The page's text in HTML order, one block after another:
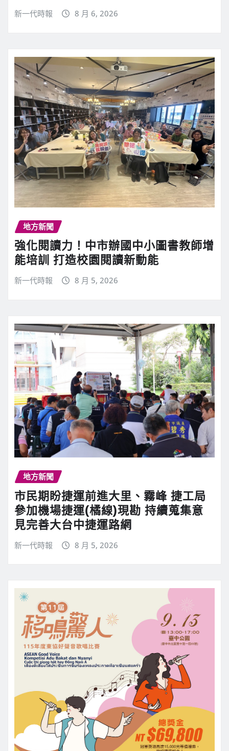
新一代時報 8 月 6, 2026
地方新聞
強化閱讀力！中市辦國中小圖書教師增
能培訓 打造校園閱讀新動能
新一代時報 8 月 5, 2026
地方新聞
市民期盼捷運前進大里、霧峰 捷工局
參加機場捷運(橘線)現勘 持續蒐集意
見完善大台中捷運路網
新一代時報 8 月 5, 2026